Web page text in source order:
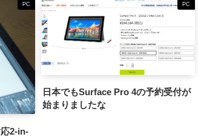
PC
2-in-
PC
日本でもSurface Pro 4の予約受付が
始まりましたな